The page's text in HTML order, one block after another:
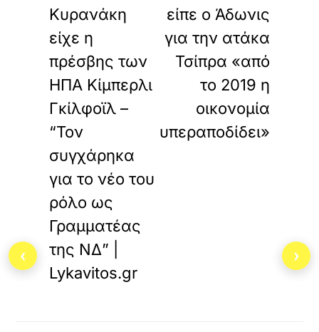
Κυρανάκη
είχε η
πρέσβης των
ΗΠΑ Κίμπερλι
Γκίλφοϊλ –
“Τον
συγχάρηκα
για το νέο του
ρόλο ως
Γραμματέας
της ΝΔ” |
Lykavitos.gr
είπε ο Άδωνις
για την ατάκα
Τσίπρα «από
το 2019 η
οικονομία
υπεραποδίδει»
‹ ›